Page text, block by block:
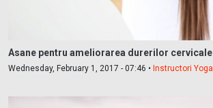
Asane pentru ameliorarea durerilor cervicale
Wednesday, February 1, 2017 - 07:46 • Instructori Yoga